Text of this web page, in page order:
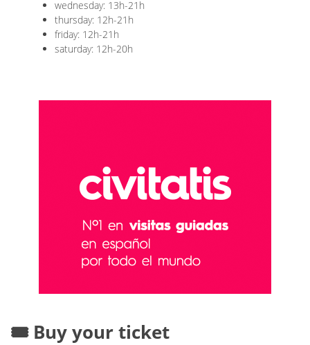
wednesday: 13h-21h
thursday: 12h-21h
friday: 12h-21h
saturday: 12h-20h
🎟️ Buy your ticket